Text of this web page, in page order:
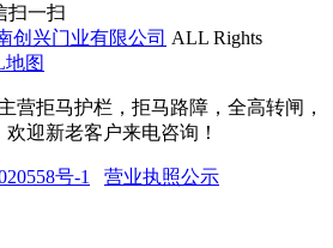
扫一扫
创兴门业有限公司 ALL Rights
图
营拒马护栏，拒马路障，全高转闸，
欢迎新老客户来电咨询！
号-1 营业执照公示